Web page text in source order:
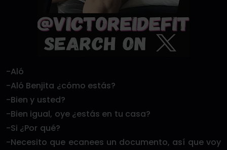
-Aló
-Aló Benjita ¿cómo estás?
-Bien y usted?
-Bien igual, oye ¿estás en tu casa?
-Si ¿Por qué?
-Necesito que ecanees un documento, así que voy